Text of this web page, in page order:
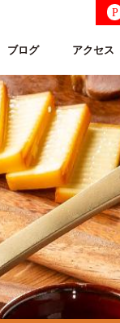
P
ブログ アクセス